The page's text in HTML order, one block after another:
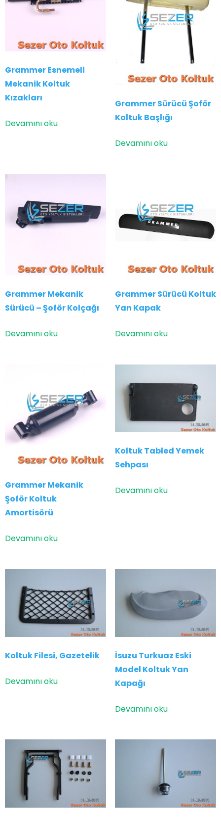
Grammer Esnemeli
Mekanik Koltuk
Kızakları
Devamını oku
Grammer Sürücü Şoför
Koltuk Başlığı
Devamını oku
Grammer Mekanik
Sürücü – Şoför Kolçağı
Devamını oku
Grammer Sürücü Koltuk
Yan Kapak
Devamını oku
Grammer Mekanik
Şoför Koltuk
Amortisörü
Devamını oku
Koltuk Tabled Yemek
Sehpası
Devamını oku
Koltuk Filesi, Gazetelik
Devamını oku
İsuzu Turkuaz Eski
Model Koltuk Yan
Kapağı
Devamını oku